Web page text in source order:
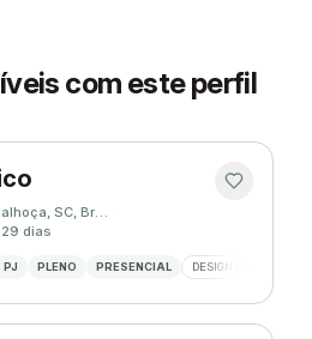
com este perfil
·
dias
PJ PLENO PRESENCIAL DESIGN GRÁFICO